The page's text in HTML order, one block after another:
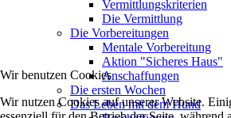
Vermittlungskriterien
Die Vermittlung
Die Vorbereitungen
Mentale Vorbereitung
Aktion "Sicheres Haus"
Anschaffungen
Die ersten Wochen
Das Leben mit dem Hund
Wir benutzen Cookies
Wir nutzen Cookies auf unserer Website.